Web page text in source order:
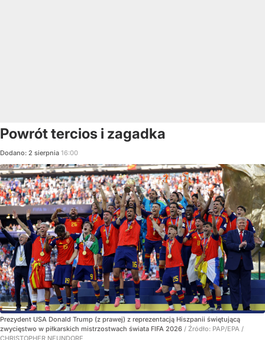
Powrót tercios i zagadka
Dodano: 2 sierpnia 16:00
Prezydent USA Donald Trump (z prawej) z reprezentacją Hiszpanii świętującą
zwycięstwo w piłkarskich mistrzostwach świata FIFA 2026 / Źródło: PAP/EPA /